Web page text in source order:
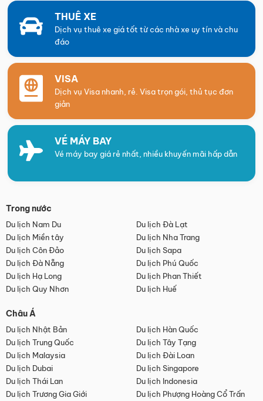
THUÊ XE
Dịch vụ thuê xe giá tốt từ các nhà xe uy tín và chu
đáo
VISA
Dịch vụ Visa nhanh, rẻ. Visa trọn gói, thủ tục đơn
giản
VÉ MÁY BAY
Vé máy bay giá rẻ nhất, nhiều khuyến mãi hấp dẫn
Trong nước
Du lịch Nam Du
Du lịch Đà Lạt
Du lịch Miền tây
Du lịch Nha Trang
Du lịch Côn Đảo
Du lịch Sapa
Du lịch Đà Nẵng
Du lịch Phú Quốc
Du lịch Hạ Long
Du lịch Phan Thiết
Du lịch Quy Nhơn
Du lịch Huế
Châu Á
Du lịch Nhật Bản
Du lịch Hàn Quốc
Du lịch Trung Quốc
Du lịch Tây Tạng
Du lịch Malaysia
Du lịch Đài Loan
Du lịch Dubai
Du lịch Singapore
Du lịch Thái Lan
Du lịch Indonesia
Du lịch Trương Gia Giới
Du lịch Phượng Hoàng Cổ Trấn